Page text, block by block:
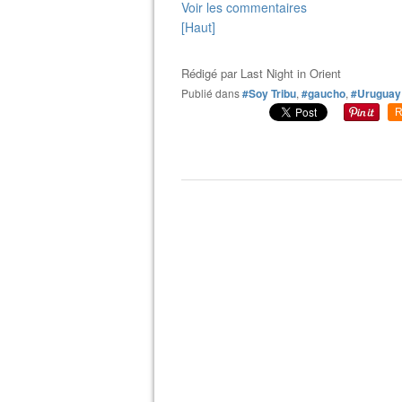
Voir les commentaires
[Haut]
Rédigé par Last Night in Orient
Publié dans#Soy Tribu, #gaucho, #Uruguay